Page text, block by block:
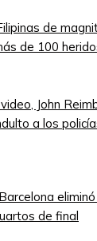
de
de 100
John
a los
de final